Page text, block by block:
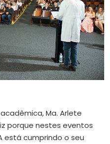
Ma. Arlete
porque nestes eventos
está cumprindo o seu